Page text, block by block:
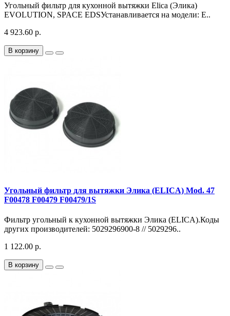
Угольный фильтр для кухонной вытяжки Elica (Элика)
EVOLUTION, SPACE EDSУстанавливается на модели: E..
4 923.60 р.
В корзину
Угольный фильтр для вытяжки Элика (ELICA) Mod. 47
F00478 F00479 F00479/1S
Фильтр угольный к кухонной вытяжки Элика (ELICA).Коды
других производителей: 5029296900-8 // 5029296..
1 122.00 р.
В корзину